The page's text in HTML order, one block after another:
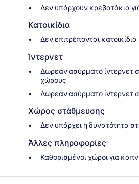
Δεν υπάρχουν κρεβατάκια
Κατοικίδια
Δεν επιτρέπονται κατοικίδια
Ίντερνετ
Δωρεάν ασύρματο ίντερνετ
χώρους
Δωρεάν ασύρματο ίντερνετ
Χώρος στάθμευσης
Δεν υπάρχει η δυνατότητα
Άλλες πληροφορίες
Καθορισμένοι χώροι για